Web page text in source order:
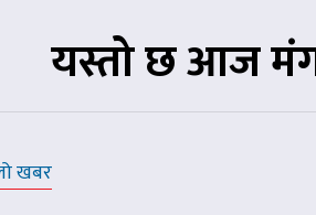
यस्तो छ आज
खबर